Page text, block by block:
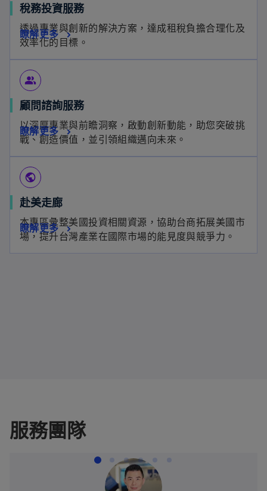
稅務投資服務在
新
標
中
透過專業與創新的解決方案，達成租稅負擔合理化及
效率化的目標。
瞭解更多
在
新
標
籤
中
開
啟
people_alt
顧問諮詢服務
以深厚專業與前瞻洞察，啟動創新動能，助您突破挑
戰、創造價值，並引領組織邁向未來。
瞭解更多
public
赴美走廊
本專區彙整美國投資相關資源，協助台商拓展美國市
場，提升台灣產業在國際市場的能見度與競爭力。
瞭解更多
服務團隊